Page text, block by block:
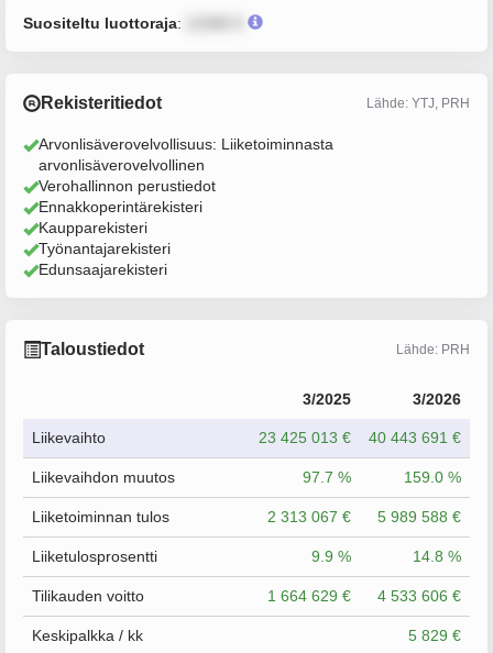
Suositeltu luottoraja:
Rekisteritiedot Lähde: YTJ, PRH
Arvonlisäverovelvollisuus: Liiketoiminnasta
arvonlisäverovelvollinen
Verohallinnon perustiedot
Ennakkoperintärekisteri
Kaupparekisteri
Työnantajarekisteri
Edunsaajarekisteri
Taloustiedot Lähde: PRH
3/2025 3/2026
Liikevaihto 23 425 013 € 40 443 691 €
Liikevaihdon muutos 97.7 % 159.0 %
Liiketoiminnan tulos 2 313 067 € 5 989 588 €
Liiketulosprosentti 9.9 % 14.8 %
Tilikauden voitto 1 664 629 € 4 533 606 €
Keskipalkka / kk 5 829 €